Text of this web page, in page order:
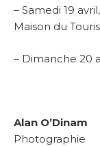
– Samedi 19
Maison du
– Dimanche 20
Alan O’Dinam
Photographie